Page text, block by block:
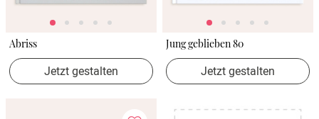
Abriss
Jetzt gestalten
Jung geblieben 80
Jetzt gestalten